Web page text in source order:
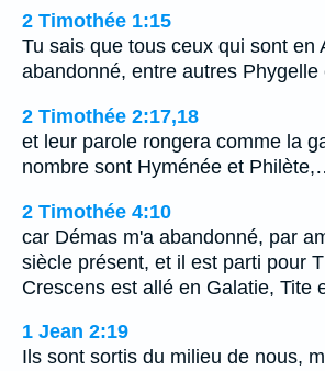
2 Timothée 1:15
Tu sais que tous ceux qui sont en
abandonné, entre autres Phygelle
2 Timothée 2:17,18
et leur parole rongera comme la
nombre sont Hyménée et
2 Timothée 4:10
car Démas m'a abandonné, par
siècle présent, et il est parti pour
Crescens est allé en Galatie, Tite
1 Jean 2:19
Ils sont sortis du milieu de nous,